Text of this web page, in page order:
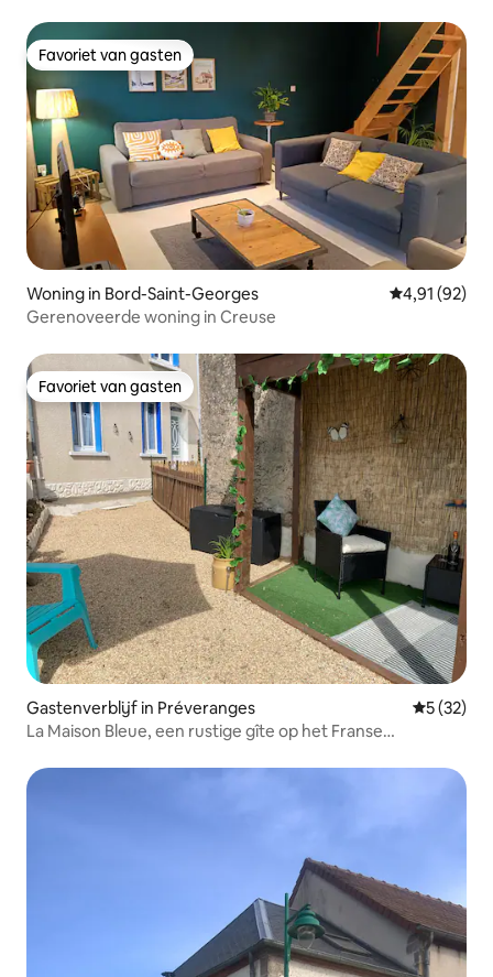
Favoriet van gasten
Favoriet van gasten
Woning in Bord-Saint-Georges Gemiddelde
4,91 (92)
Gerenoveerde woning in Creuse
Favoriet van gasten
Favoriet van gasten
Gastenverblijf in Préveranges
5 (32)
La Maison Bleue, een rustige gîte op het Franse